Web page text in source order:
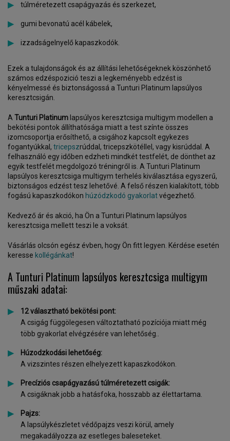
túlméretezett csapágyazás és szerkezet,
gumi bevonatú acél kábelek,
izzadságelnyelő kapaszkodók.
Ezek a tulajdonságok és az állítási lehetőségeknek köszönhető
számos edzéspozició teszi a legkeményebb edzést is
kényelmessé és biztonságossá a Tunturi Platinum lapsúlyos
keresztcsigán.
A Tunturi Platinum lapsúlyos keresztcsiga multigym modellen a
bekötési pontok állíthatósága miatt a test színte összes
izomcsoportja erősíthető, a csigához kapcsolt egykezes
fogantyúkkal, tricepszrúddal, tricepszkötéllel, vagy kisrúddal. A
felhasználó egy időben edzheti mindkét testfelét, de dönthet az
egyik testfelét megdolgozó tréningről is. A Tunturi Platinum
lapsúlyos keresztcsiga multigym terhelés kiválasztása egyszerű,
biztonságos edzést tesz lehetővé. A felső részen kialakított, több
fogású kapaszkodókon húzódzkodó gyakorlatvégezhető.
Kedvező ár és akció, ha Ön a Tunturi Platinum lapsúlyos
keresztcsiga mellett teszi le a voksát.
Vásárlás olcsón egész évben, hogy Ön fitt legyen. Kérdése esetén
keresse kollégánkat!
A Tunturi Platinum lapsúlyos keresztcsiga multigym
műszaki adatai:
12 választható bekötési pont:
A csigág függölegesen változtatható pozíciója miatt még
több gyakorlat elvégzésére van lehetőség..
Húzodzkodási lehetőség:
A vizszintes részen elhelyezett kapaszkodókon.
Precíziós csapágyazású túlméretezett csigák:
A csigáknak jobb a hatásfoka, hosszabb az élettartama.
Pajzs:
A lapsúlykészletet védőpajzs veszi körül, amely
megakadályozza az esetleges baleseteket.